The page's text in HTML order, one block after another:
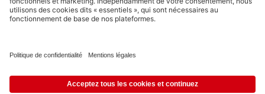
© 2026 tonies GmbH
de textes et de données par des systèmes d'intelligence artificielle
spécifié au point 14.4 de nos Conditions Générales d’Utilisation.